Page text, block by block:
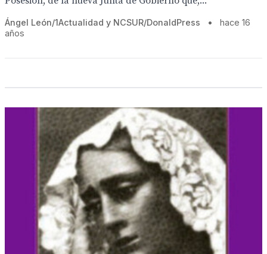
Ángel León/1Actualidad y NCSUR/DonaldPress •
hace 16
años